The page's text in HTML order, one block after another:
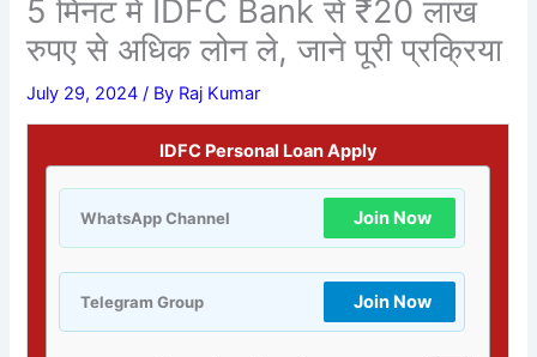
5 मिनट में IDFC Bank से ₹20 लाख
रुपए से अधिक लोन ले, जाने पूरी प्रक्रिया
July 29, 2024/ By Raj Kumar
IDFC Personal Loan Apply
WhatsApp Channel Join Now
Telegram Group Join Now